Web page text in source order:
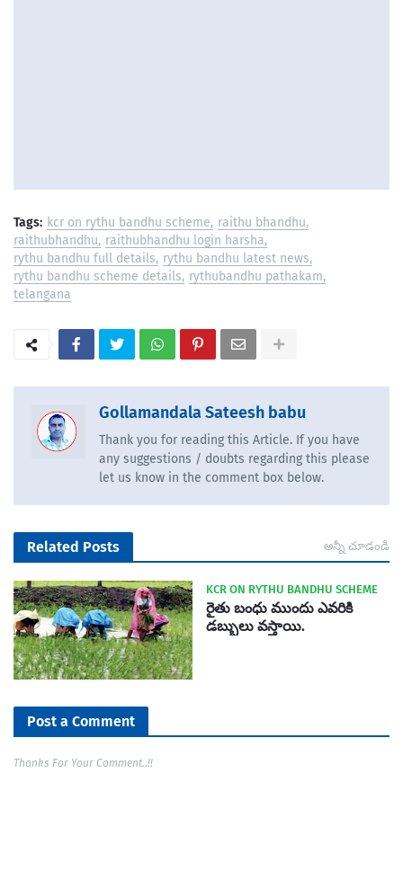
Tags: kcr on rythu bandhu scheme raithu bhandhu
raithubhandhu raithubhandhu login harsha
rythu bandhu full details rythu bandhu latest news
rythu bandhu scheme details rythubandhu pathakam
telangana
Gollamandala Sateesh babu
Thank you for reading this Article. If you have
any suggestions / doubts regarding this please
let us know in the comment box below.
Related Posts అన్నీ చూడండి
KCR ON RYTHU BANDHU SCHEME
రైతు బంధు ముందు ఎవరికి
డబ్బులు వస్తాయి.
Post a Comment
Thanks For Your Comment..!!